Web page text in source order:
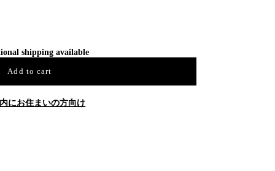
shipping available
Add to cart
にお住まいの方向け